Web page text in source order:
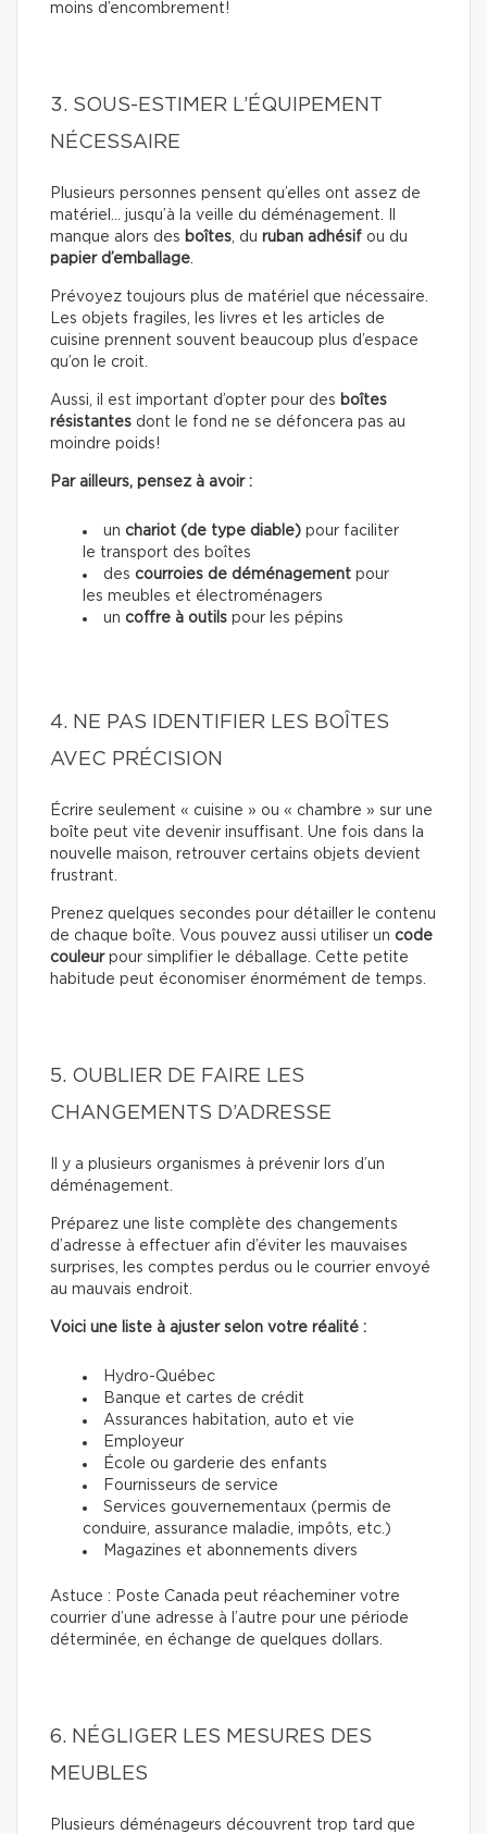
moins d’encombrement!
3. SOUS-ESTIMER L’ÉQUIPEMENT
NÉCESSAIRE
Plusieurs personnes pensent qu’elles ont assez de
matériel… jusqu’à la veille du déménagement. Il
manque alors des boîtes, du ruban adhésif ou du
papier d’emballage.
Prévoyez toujours plus de matériel que nécessaire.
Les objets fragiles, les livres et les articles de
cuisine prennent souvent beaucoup plus d’espace
qu’on le croit.
Aussi, il est important d’opter pour des boîtes
résistantes dont le fond ne se défoncera pas au
moindre poids!
Par ailleurs, pensez à avoir :
un chariot (de type diable) pour faciliter
le transport des boîtes
des courroies de déménagement pour
les meubles et électroménagers
un coffre à outils pour les pépins
4. NE PAS IDENTIFIER LES BOÎTES
AVEC PRÉCISION
Écrire seulement « cuisine » ou « chambre » sur une
boîte peut vite devenir insuffisant. Une fois dans la
nouvelle maison, retrouver certains objets devient
frustrant.
Prenez quelques secondes pour détailler le contenu
de chaque boîte. Vous pouvez aussi utiliser un code
couleurpour simplifier le déballage. Cette petite
habitude peut économiser énormément de temps.
5. OUBLIER DE FAIRE LES
CHANGEMENTS D’ADRESSE
Il y a plusieurs organismes à prévenir lors d’un
déménagement.
Préparez une liste complète des changements
d’adresse à effectuer afin d’éviter les mauvaises
surprises, les comptes perdus ou le courrier envoyé
au mauvais endroit.
Voici une liste à ajuster selon votre réalité :
Hydro-Québec
Banque et cartes de crédit
Assurances habitation, auto et vie
Employeur
École ou garderie des enfants
Fournisseurs de service
Services gouvernementaux (permis de
conduire, assurance maladie, impôts, etc.)
Magazines et abonnements divers
Astuce : Poste Canada peut réacheminer votre
courrier d’une adresse à l’autre pour une période
déterminée, en échange de quelques dollars.
6. NÉGLIGER LES MESURES DES
MEUBLES
Plusieurs déménageurs découvrent trop tard que